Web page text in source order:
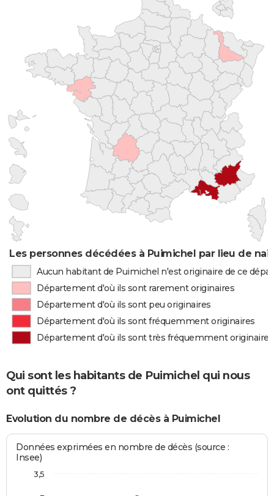
Les personnes décédées à Puimichel par lieu de
Aucun habitant de Puimichel n'est originaire de ce
Département d'où ils sont rarement originaires
Département d'où ils sont peu originaires
Département d'où ils sont fréquemment originaires
Département d'où ils sont très fréquemment originaires
Qui sont les habitants de Puimichel qui nous
ont quittés ?
Evolution du nombre de décès à Puimichel
Données exprimées en nombre de décès (source :
Insee)
3,5